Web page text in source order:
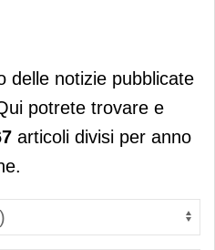
delle notizie pubblicate
potrete trovare e
articoli divisi per anno